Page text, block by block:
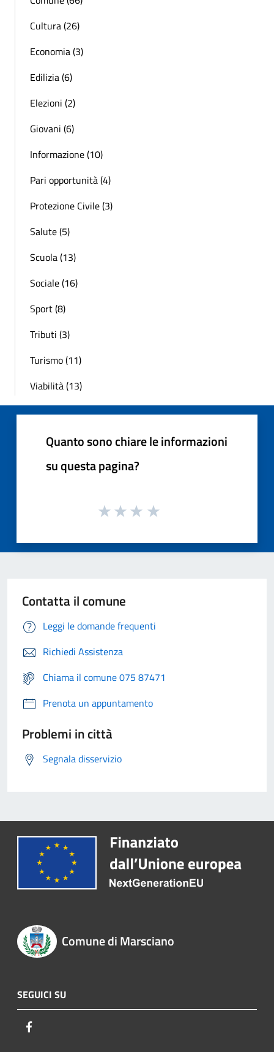
Cultura (26)
Economia (3)
Edilizia (6)
Elezioni (2)
Giovani (6)
Informazione (10)
Pari opportunità (4)
Protezione Civile (3)
Salute (5)
Scuola (13)
Sociale (16)
Sport (8)
Tributi (3)
Turismo (11)
Viabilità (13)
Quanto sono chiare le informazioni
su questa pagina?
Contatta il comune
Leggi le domande frequenti
Richiedi Assistenza
Chiama il comune 075 87471
Prenota un appuntamento
Problemi in città
Segnala disservizio
Comune di Marsciano
SEGUICI SU